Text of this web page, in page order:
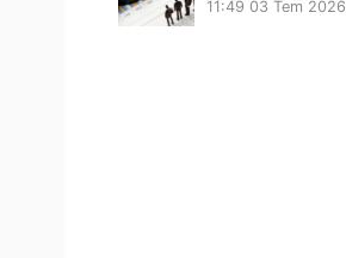
11:49 03 Tem 2026